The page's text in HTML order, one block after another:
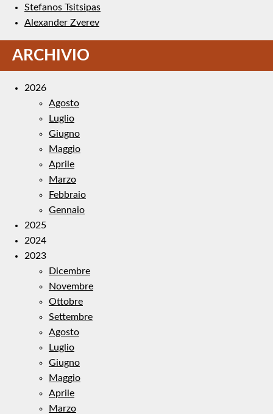
Stefanos Tsitsipas
Alexander Zverev
ARCHIVIO
2026
Agosto
Luglio
Giugno
Maggio
Aprile
Marzo
Febbraio
Gennaio
2025
2024
2023
Dicembre
Novembre
Ottobre
Settembre
Agosto
Luglio
Giugno
Maggio
Aprile
Marzo